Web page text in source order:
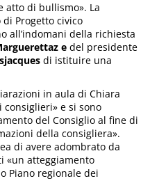
atto di bullismo». La
Progetto civico
all’indomani della richiesta
e del presidente
di istituire una
in aula di Chiara
consiglieri» e si sono
del Consiglio al fine di
della consigliera».
di avere adombrato da
«un atteggiamento
Piano regionale dei